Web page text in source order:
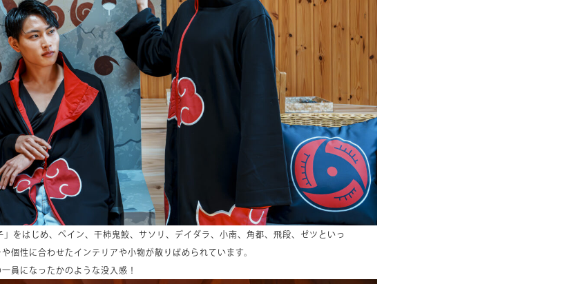
」をはじめ、ペイン、干柿鬼鮫、サソリ、デイダラ、小南、角都、飛段、ゼツといっ
個性に合わせたインテリアや小物が散りばめられています。
員になったかのような没入感！